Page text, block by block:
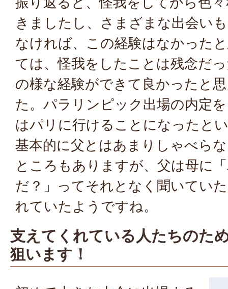
きましたし、さまざまな出会い
なければ、この経験はなかった
ては、怪我をしたことは残念だ
の様な経験ができて良かったと
た。パラリンピック出場の内定
はパリに行けることになったと
基本的に父とはあまりしゃべら
ところもありますが、父は母に
だ？」ってそれとなく聞いてい
れていたようですね。
支えてくれている人たちのた
狙います！